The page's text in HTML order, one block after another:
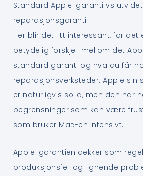
Standard Apple-garanti vs utvidet
reparasjonsgaranti
Her blir det litt interessant, for det
betydelig forskjell mellom det
standard garanti og hva du får
reparasjonsverksteder. Apple sin
er naturligvis solid, men den har
begrensninger som kan være
som bruker Mac-en intensivt.
Apple-garantien dekker som
produksjonsfeil og lignende